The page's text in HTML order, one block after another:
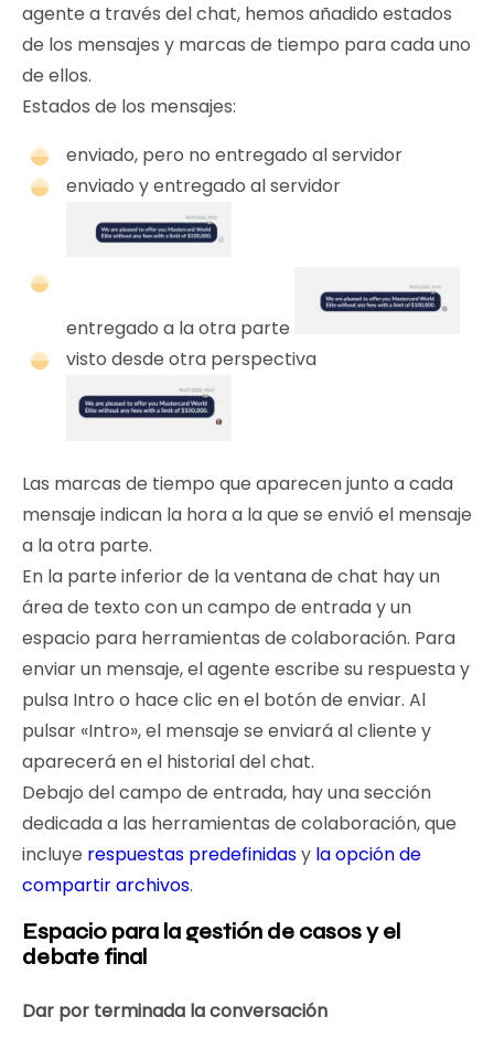
agente a través del chat, hemos añadido estados
de los mensajes y marcas de tiempo para cada uno
de ellos.
Estados de los mensajes:
enviado, pero no entregado al servidor
enviado y entregado al servidor
entregado a la otra parte
visto desde otra perspectiva
Las marcas de tiempo que aparecen junto a cada
mensaje indican la hora a la que se envió el mensaje
a la otra parte.
En la parte inferior de la ventana de chat hay un
área de texto con un campo de entrada y un
espacio para herramientas de colaboración. Para
enviar un mensaje, el agente escribe su respuesta y
pulsa Intro o hace clic en el botón de enviar. Al
pulsar «Intro», el mensaje se enviará al cliente y
aparecerá en el historial del chat.
Debajo del campo de entrada, hay una sección
dedicada a las herramientas de colaboración, que
incluye respuestas predefinidasy la opción de
compartir archivos.
Espacio para la gestión de casos y el
debate final
Dar por terminada la conversación